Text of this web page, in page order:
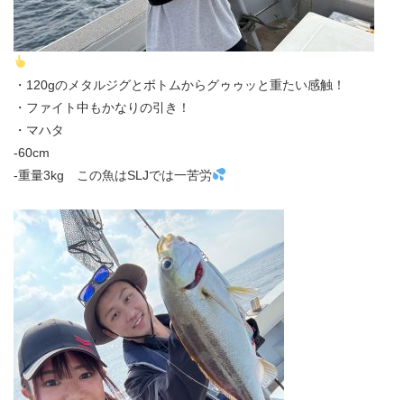
・120gのメタルジグとボトムからグゥゥッと重たい感触！
・ファイト中もかなりの引き！
・マハタ
‐60cm
‐重量3kg この魚はSLJでは一苦労